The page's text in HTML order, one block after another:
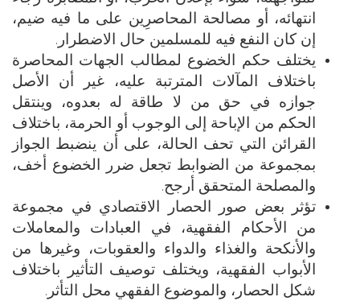
انتهائه، أو مصالحة المحاصرِين على ما فيه ضيم،
إن كان النفع فيه للمسلمين حال الاضطرار.
يختلف حكم الخضوع لمطالب الجهات المحاصرة
باختلاف المآلات المترتبة عليه، غير أن الأصل
جوازه في حق من لا طاقة له بعدوه، وينتقل
الحكم من الإباحة إلى الوجوب أو الحرمة، باختلاف
القرائن التي تحف الحالة، على أن ينضبط الجواز
بمجموعة من الضوابط تجعل ضرر الخضوع أخف،
والمصلحة المتحقق أرجح.
تؤثر بعض صور الحصار الاقتصادي في مجموعة
من الأحكام الفقهية، في العبادات والمعاملات
والأنكحة والغذاء والدواء والعقوبات، وغيرها من
الأبواب الفقهية، ويختلف توصيف التأثير باختلاف
شكل الحصار، والموضوع الفقهي محل التأثر.